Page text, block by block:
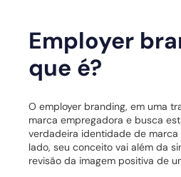
Employer
que é?
O employer branding, em uma
marca empregadora e busca
verdadeira identidade de marca
lado, seu conceito vai além da
revisão da imagem positiva de